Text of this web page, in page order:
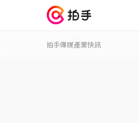
拍手傳媒產業快訊